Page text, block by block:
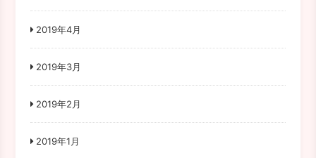
2019年4月
2019年3月
2019年2月
2019年1月